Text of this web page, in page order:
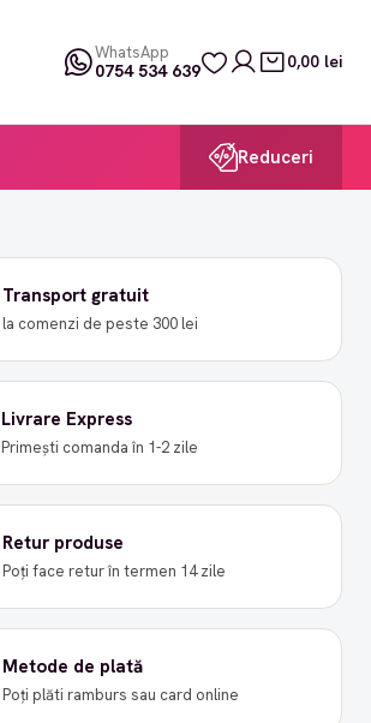
WhatsApp
0754 534 639 0,00 lei
Reduceri
Transport gratuit
la comenzi de peste 300 lei
Livrare Express
Primești comanda în 1-2 zile
Retur produse
Poți face retur în termen 14 zile
Metode de plată
Poți plăti ramburs sau card online